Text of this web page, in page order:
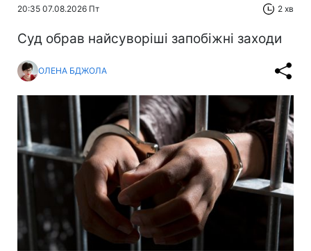
20:35 07.08.2026 Пт 2 хв
Суд обрав найсуворіші запобіжні заходи
ОЛЕНА БДЖОЛА